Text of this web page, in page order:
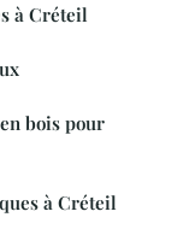
à Créteil
bois pour
à Créteil